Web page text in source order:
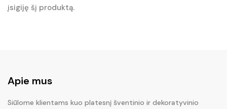
įsigiję šį produktą.
Apie mus
Siūlome klientams kuo platesnį šventinio ir dekoratyvinio